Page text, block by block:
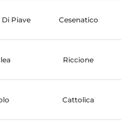
Di Piave Cesenatico
Riccione
Cattolica